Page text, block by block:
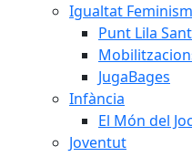
Igualtat
Punt Lila
JugaBages
Infància
El Món del Joc
Joventut